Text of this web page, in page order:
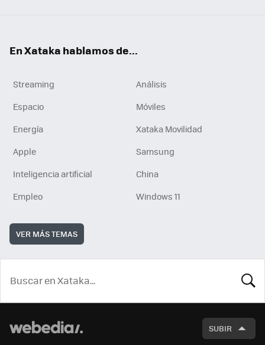
En Xataka hablamos de...
Streaming
Análisis
Espacio
Móviles
Energía
Xataka Movilidad
Apple
Samsung
Inteligencia artificial
China
Empleo
Windows 11
VER MÁS TEMAS
SUBIR